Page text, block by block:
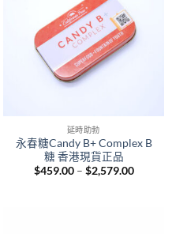
延時助勃
永春糖Candy B+ Complex B
糖 香港現貨正品
$459.00 – $2,579.00Price